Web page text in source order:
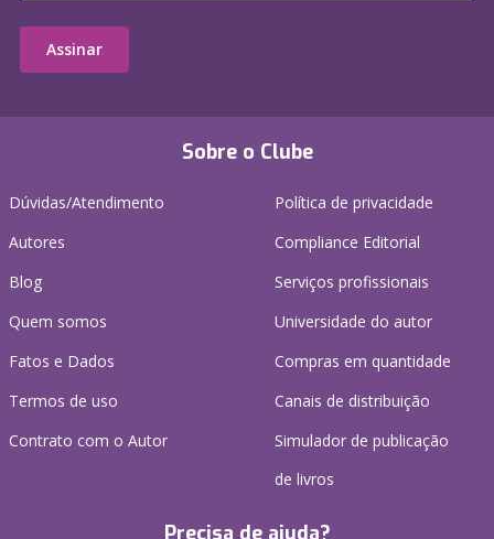
Sobre o Clube
Dúvidas/Atendimento
Autores
Blog
Quem somos
Fatos e Dados
Termos de uso
Contrato com o Autor
Política de privacidade
Compliance Editorial
Serviços profissionais
Universidade do autor
Compras em quantidade
Canais de distribuição
Simulador de publicação
de livros
Assinar